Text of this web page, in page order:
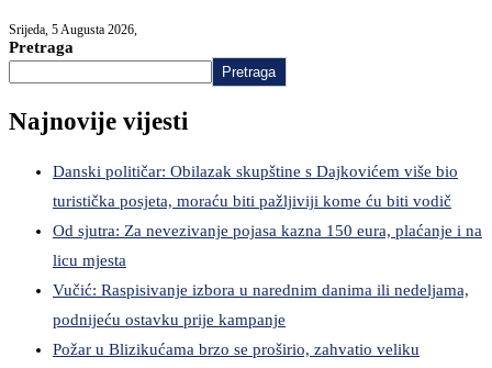
Srijeda, 5 Augusta 2026,
Pretraga
Pretraga
Najnovije vijesti
Danski političar: Obilazak skupštine s Dajkovićem više bio
turistička posjeta, moraću biti pažljiviji kome ću biti vodič
Od sjutra: Za nevezivanje pojasa kazna 150 eura, plaćanje i na
licu mjesta
Vučić: Raspisivanje izbora u narednim danima ili nedeljama,
podnijeću ostavku prije kampanje
Požar u Blizikućama brzo se proširio, zahvatio veliku